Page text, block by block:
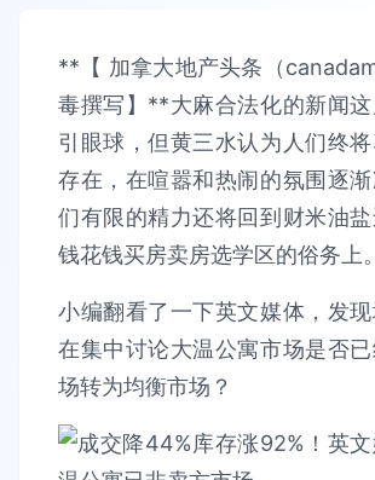
**【 加拿大地产头条（
毒撰写】**大麻合法化的新闻
引眼球，但黄三水认为人们终
存在，在喧嚣和热闹的氛围逐渐
们有限的精力还将回到财米油
钱花钱买房卖房选学区的俗务上。
小编翻看了一下英文媒体，发
在集中讨论大温公寓市场是否
场转为均衡市场？